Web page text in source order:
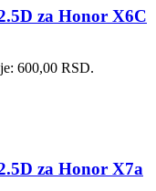
za Honor X6C
600,00 RSD.
za Honor X7a